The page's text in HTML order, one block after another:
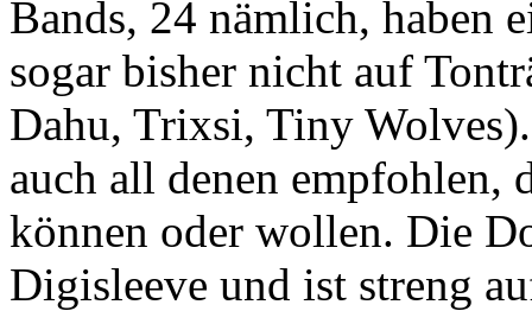
Bands, 24 nämlich, haben
sogar bisher nicht auf
Dahu, Trixsi, Tiny
auch all denen empfohlen,
können oder wollen. Die
Digisleeve und ist streng